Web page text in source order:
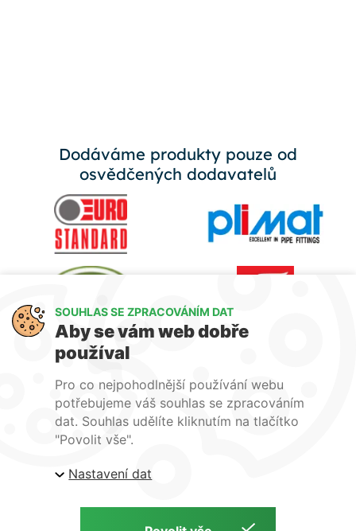
Dodáváme produkty pouze od
osvědčených dodavatelů
SOUHLAS SE ZPRACOVÁNÍM DAT
Aby se vám web dobře
používal
Pro co nejpohodlnější používání webu
potřebujeme váš souhlas se zpracováním
dat. Souhlas udělíte kliknutím na tlačítko
"Povolit vše".
Nastavení dat